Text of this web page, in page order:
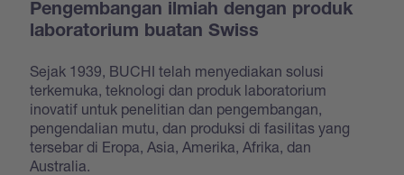
Pengembangan ilmiah dengan produk
laboratorium buatan Swiss
Sejak 1939, BUCHI telah menyediakan solusi
terkemuka, teknologi dan produk laboratorium
inovatif untuk penelitian dan pengembangan,
pengendalian mutu, dan produksi di fasilitas yang
tersebar di Eropa, Asia, Amerika, Afrika, dan
Australia.